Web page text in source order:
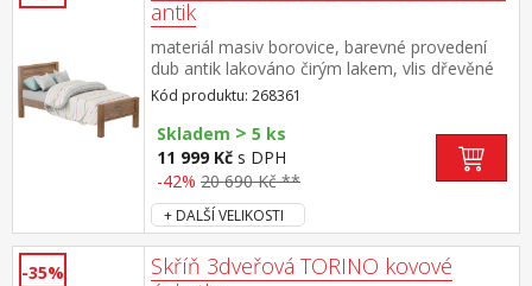
antik
materiál masiv borovice, barevné provedení
dub antik lakováno čirým lakem, vlis dřevěné
struktury cena bez roštu a
matrace doporučený rozměr matrace 90 × 200
cm a rošt R1 součást sestavy EL DORADO
Kód produktu: 268361
Skladem > 5 ks
11 999 Kč s DPH
-42% 20 690 Kč **
+ DALŠÍ VELIKOSTI
-35%
Skříň 3dveřová TORINO kovové